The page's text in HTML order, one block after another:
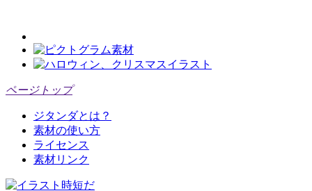
ページトップ
ジタンダとは？
素材の使い方
ライセンス
素材リンク